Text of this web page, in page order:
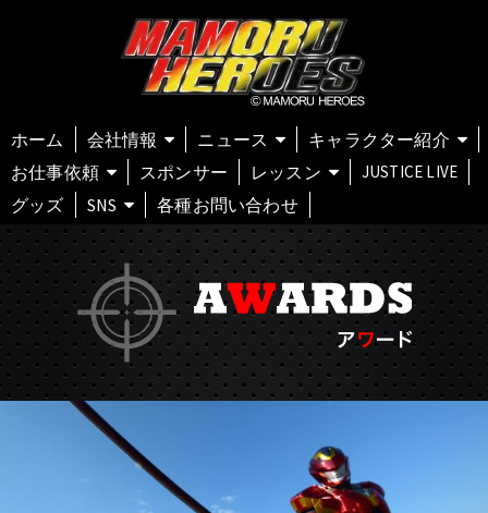
ホーム 会社情報 ニュース
キャラクター紹介
お仕事依頼
スポンサー レッスン JUSTICE LIVE
グッズ SNS 各種お問い合わせ